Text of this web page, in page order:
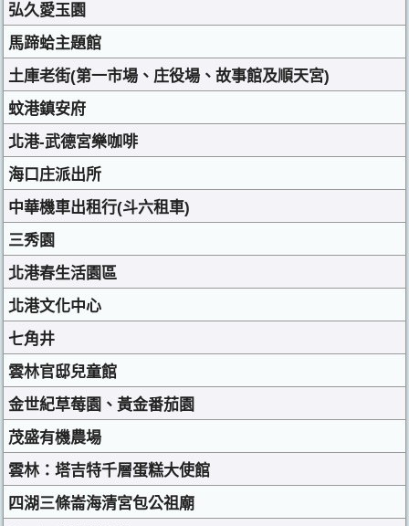
弘久愛玉園
馬蹄蛤主題館
土庫老街(第一市場、庄役場、故事館及順天宮)
蚊港鎮安府
北港-武德宮樂咖啡
海口庄派出所
中華機車出租行(斗六租車)
三秀園
北港春生活園區
北港文化中心
七角井
雲林官邸兒童館
金世紀草莓園、黃金番茄園
茂盛有機農場
雲林：塔吉特千層蛋糕大使館
四湖三條崙海清宮包公祖廟